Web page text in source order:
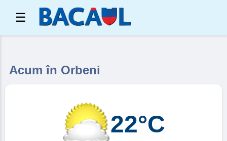
☰
Acum în Orbeni
22°C